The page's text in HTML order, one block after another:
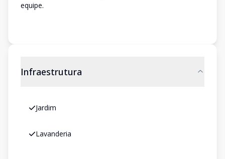
equipe.
Infraestrutura
Jardim
Lavanderia